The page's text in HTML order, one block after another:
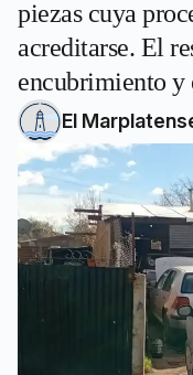
piezas cuya
acreditarse. El
encubrimiento y
El